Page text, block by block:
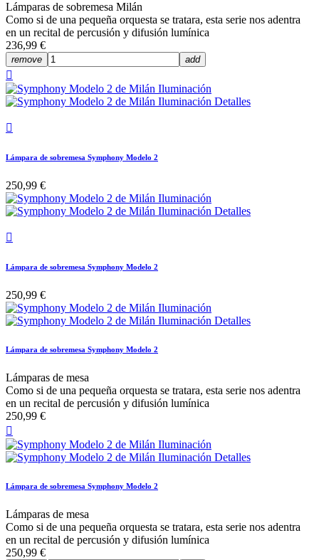
Lámparas de sobremesa Milán
Como si de una pequeña orquesta se tratara, esta serie nos adentra
en un recital de percusión y difusión lumínica
236,99 €
remove add


Lámpara de sobremesa Symphony Modelo 2
250,99 €

Lámpara de sobremesa Symphony Modelo 2
250,99 €
Lámpara de sobremesa Symphony Modelo 2
Lámparas de mesa
Como si de una pequeña orquesta se tratara, esta serie nos adentra
en un recital de percusión y difusión lumínica
250,99 €

Lámpara de sobremesa Symphony Modelo 2
Lámparas de mesa
Como si de una pequeña orquesta se tratara, esta serie nos adentra
en un recital de percusión y difusión lumínica
250,99 €